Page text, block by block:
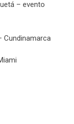
– evento
Cundinamarca